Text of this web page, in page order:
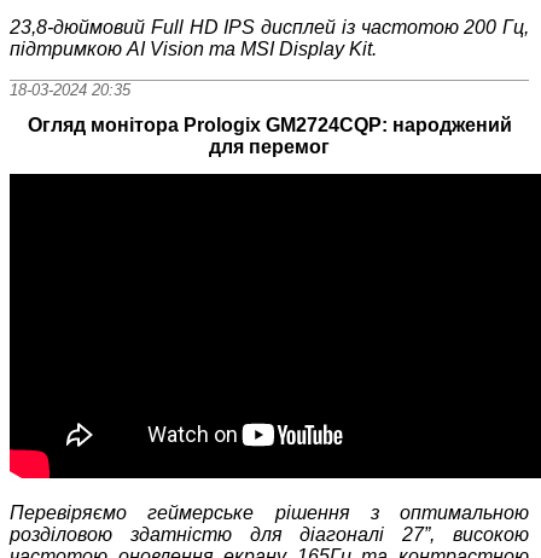
23,8‑дюймовий Full HD IPS дисплей із частотою 200 Гц,
підтримкою AI Vision та MSI Display Kit.
18-03-2024 20:35
Огляд монітора Prologix GM2724CQP: народжений
для перемог
Перевіряємо геймерське рішення з оптимальною
розділовою здатністю для діагоналі 27”, високою